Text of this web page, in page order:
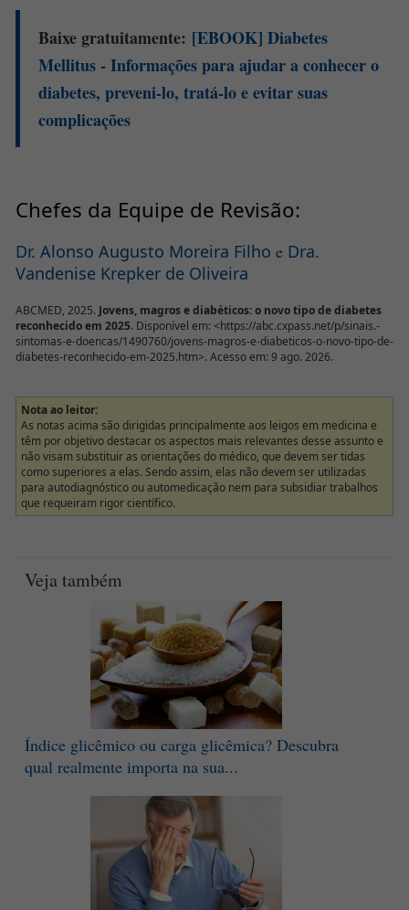
Baixe gratuitamente: [EBOOK] Diabetes
Mellitus - Informações para ajudar a conhecer o
diabetes, preveni-lo, tratá-lo e evitar suas
complicações
Chefes da Equipe de Revisão:
Dr. Alonso Augusto Moreira Filho e Dra.
Vandenise Krepker de Oliveira
ABCMED, 2025. Jovens, magros e diabéticos: o novo tipo de diabetes
reconhecido em 2025. Disponível em: <https://abc.cxpass.net/p/sinais.-
sintomas-e-doencas/1490760/jovens-magros-e-diabeticos-o-novo-tipo-de-
diabetes-reconhecido-em-2025.htm>. Acesso em: 9 ago. 2026.
Nota ao leitor:
As notas acima são dirigidas principalmente aos leigos em medicina e
têm por objetivo destacar os aspectos mais relevantes desse assunto e
não visam substituir as orientações do médico, que devem ser tidas
como superiores a elas. Sendo assim, elas não devem ser utilizadas
para autodiagnóstico ou automedicação nem para subsidiar trabalhos
que requeiram rigor científico.
Veja também
Índice glicêmico ou carga glicêmica? Descubra
qual realmente importa na sua...